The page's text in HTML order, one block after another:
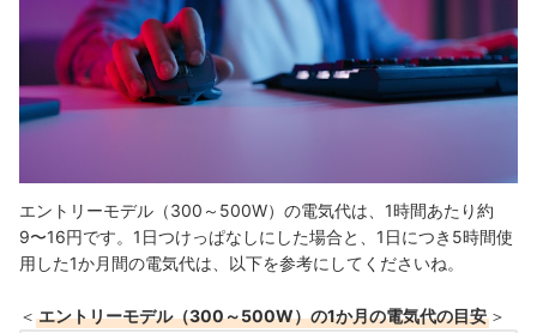
エントリーモデル（300～500W）の電気代は、1時間あたり約
9〜16円です。1日つけっぱなしにした場合と、1日につき5時間使
用した1か月間の電気代は、以下を参考にしてくださいね。
＜ エントリーモデル（300～500W）の1か月の電気代の目安 ＞